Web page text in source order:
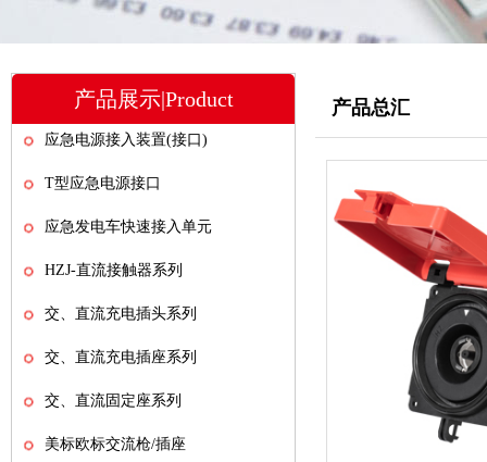
产品展示|Product
应急电源接入装置(接口)
T型应急电源接口
应急发电车快速接入单元
HZJ-直流接触器系列
交、直流充电插头系列
交、直流充电插座系列
交、直流固定座系列
美标欧标交流枪/插座
产品总汇